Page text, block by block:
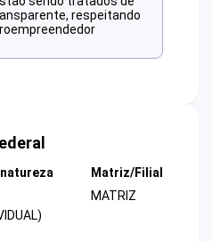
respeitando
Matriz/Filial
MATRIZ